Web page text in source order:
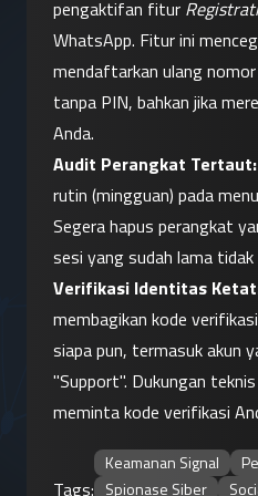
pengaktifan fitur
WhatsApp. Fitur ini
mendaftarkan ulang
tanpa PIN, bahkan jika
Anda.
Audit Perangkat Tertaut:
rutin (mingguan) pada
Segera hapus perangkat
sesi yang sudah lama
Verifikasi Identitas
membagikan kode
siapa pun, termasuk akun
"Support". Dukungan
meminta kode verifikasi
Tags:
Keamanan Signal
Spionase Siber